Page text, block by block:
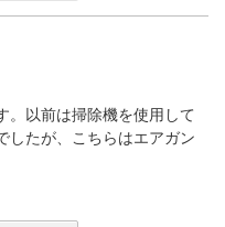
。以前は掃除機を使用して
したが、こちらはエアガン